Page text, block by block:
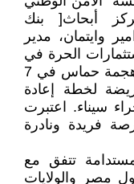
أبحاث[ بنك
وايتمان، مدير
الحرة في
حزب الليكود الحاكم. بعد أسبوع من هجمة حماس في 7
لخطة إعادة
سيناء. اعتبرت
فريدة ونادرة
تتفق مع
مصر والولايات